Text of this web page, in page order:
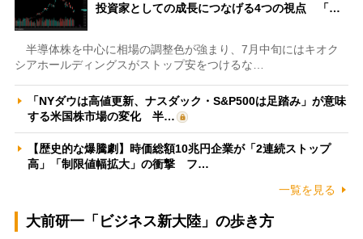
投資家としての成長につなげる4つの視点 「…
半導体株を中心に相場の調整色が強まり、7月中旬にはキオク
シアホールディングスがストップ安をつけるな…
「NYダウは高値更新、ナスダック・S&P500は足踏み」が意味
する米国株市場の変化 半…
【歴史的な爆騰劇】時価総額10兆円企業が「2連続ストップ
高」「制限値幅拡大」の衝撃 フ…
一覧を見る
大前研一「ビジネス新大陸」の歩き方